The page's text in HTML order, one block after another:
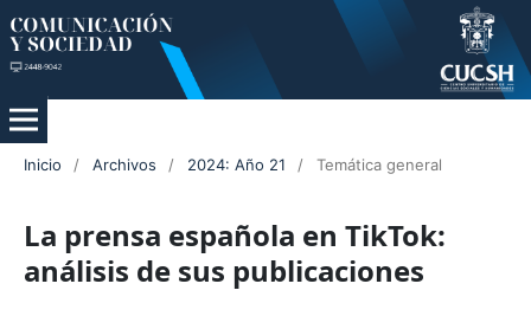
Inicio / Archivos / 2024: Año 21 / Temática general
La prensa española en TikTok:
análisis de sus publicaciones